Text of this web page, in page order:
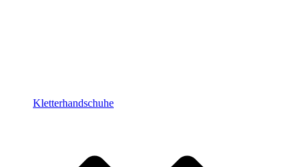
Kletterhandschuhe